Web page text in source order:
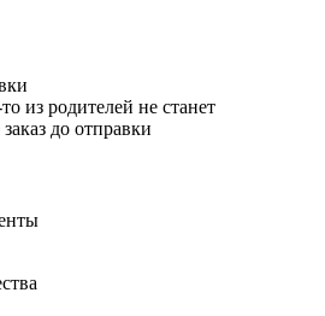
из родителей не станет
до отправки